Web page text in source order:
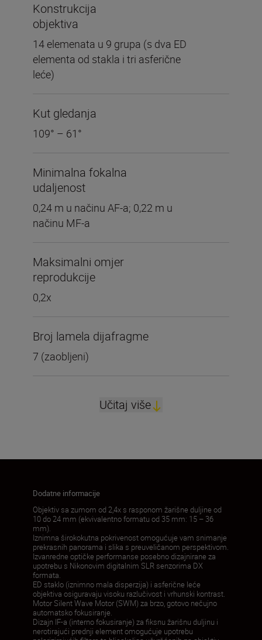
Konstrukcija
objektiva
14 elemenata u 9 grupa (s dva ED
elementa od stakla i tri asferične
leće)
Kut gledanja
109° – 61°
Minimalna fokalna
udaljenost
0,24 m u načinu AF-a; 0,22 m u
načinu MF-a
Maksimalni omjer
reprodukcije
0,2x
Broj lamela dijafragme
7 (zaobljeni)
Učitaj više
Dodatne informacije
Objektiv sa zumom od 2,4x s rasponom žarišne duljine od
10 do 24 mm (ekvivalentno formatu od 35 mm: 15 – 36
mm).
Iznimna širokokutna pokrivenost omogućuje vam snimanje
prekrasnih panorama i slika s preuveličanom perspektivom.
Izvanredne optičke performanse posebno dizajnirane za
upotrebu s Nikonovim digitalnim SLR senzorima DX
formata.
ED staklo (iznimno mala disperzija) i asferične leće
objektiva osiguravaju visoku razlučivost i vrhunski kontrast.
Motor Silent Wave Motor (SWM) za brzo, gotovo nečujno
automatsko fokusiranje.
Dizajn IF-a (interno fokusiranje) za fiksnu žarišnu duljinu i
nerotirajući prednji element omogućuje upotrebu